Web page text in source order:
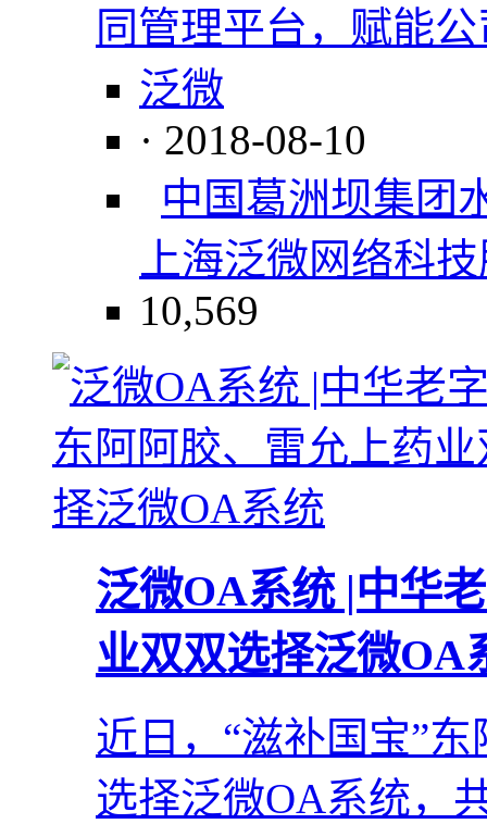
同管理平台，赋能
泛微
· 2018-08-10
中国葛洲坝集团
上海泛微网络科
10,569
泛微OA系统 |中华
业双双选择泛微OA
近日，“滋补国宝”
选择泛微OA系统，